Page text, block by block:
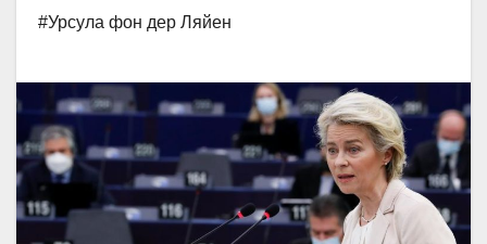
#Урсула фон дер Ляйен